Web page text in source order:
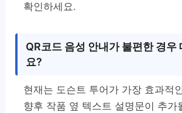
확인하세요.
QR코드 음성 안내가 불편한 경우
요?
현재는 도슨트 투어가 가장 효과적
향후 작품 옆 텍스트 설명문이 추가